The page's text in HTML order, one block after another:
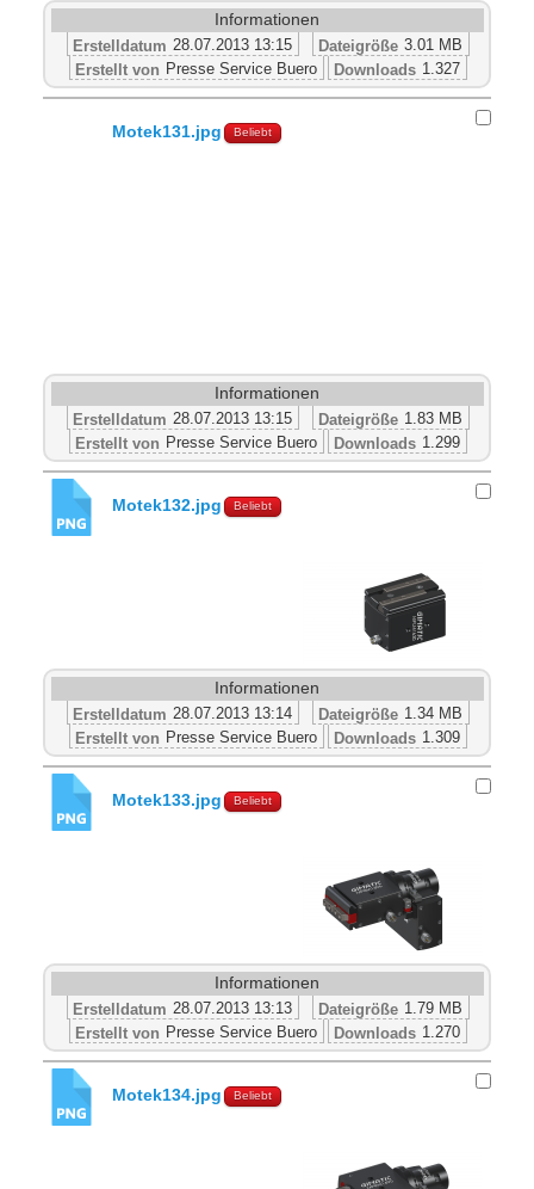
Informationen
Erstelldatum 28.07.2013 13:15 Dateigröße 3.01 MB
Erstellt von Presse Service Buero Downloads 1.327
Motek131.jpg Beliebt
Informationen
Erstelldatum 28.07.2013 13:15 Dateigröße 1.83 MB
Erstellt von Presse Service Buero Downloads 1.299
Motek132.jpg Beliebt
Informationen
Erstelldatum 28.07.2013 13:14 Dateigröße 1.34 MB
Erstellt von Presse Service Buero Downloads 1.309
Motek133.jpg Beliebt
Informationen
Erstelldatum 28.07.2013 13:13 Dateigröße 1.79 MB
Erstellt von Presse Service Buero Downloads 1.270
Motek134.jpg Beliebt